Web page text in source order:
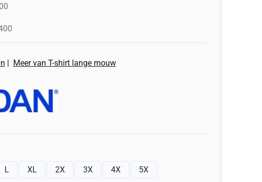
voor
L XL 2X 3X 4X 5X
| Meer van T-shirt lange mouw